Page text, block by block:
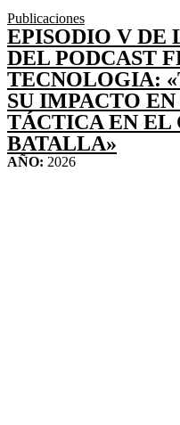
Publicaciones
EPISODIO V DE
DEL PODCAST
TECNOLOGIA:
SU IMPACTO
TÁCTICA EN EL
BATALLA»
AÑO: 2026